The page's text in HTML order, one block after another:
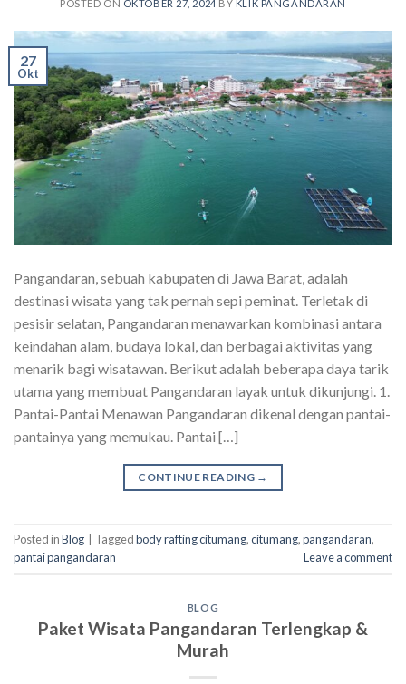
POSTED ON OKTOBER 27, 2024 BY KLIK PANGANDARAN
27
Okt
Pangandaran, sebuah kabupaten di Jawa Barat, adalah
destinasi wisata yang tak pernah sepi peminat. Terletak di
pesisir selatan, Pangandaran menawarkan kombinasi antara
keindahan alam, budaya lokal, dan berbagai aktivitas yang
menarik bagi wisatawan. Berikut adalah beberapa daya tarik
utama yang membuat Pangandaran layak untuk dikunjungi. 1.
Pantai-Pantai Menawan Pangandaran dikenal dengan pantai-
pantainya yang memukau. Pantai […]
CONTINUE READING →
Posted inBlog Taggedbody rafting citumang,citumang,pangandaran,
pantai pangandaran
Leave a comment
BLOG
Paket Wisata Pangandaran Terlengkap &
Murah